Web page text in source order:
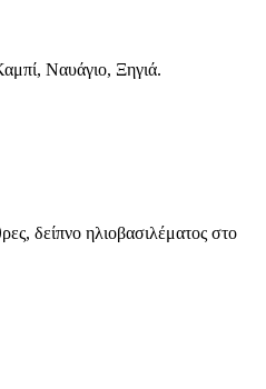
Ναυάγιο, Ξηγιά.
δείπνο ηλιοβασιλέματος στο